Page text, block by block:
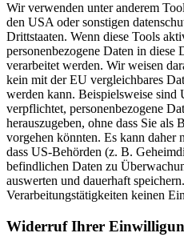
Wir verwenden unter anderem
den USA oder sonstigen
Drittstaaten. Wenn diese Tools
personenbezogene Daten in diese
verarbeitet werden. Wir weisen
kein mit der EU vergleichbares
werden kann. Beispielsweise sind
verpflichtet, personenbezogene
herauszugeben, ohne dass Sie als
vorgehen könnten. Es kann daher
dass US-Behörden (z. B.
befindlichen Daten zu
auswerten und dauerhaft
Verarbeitungstätigkeiten keinen
Widerruf Ihrer